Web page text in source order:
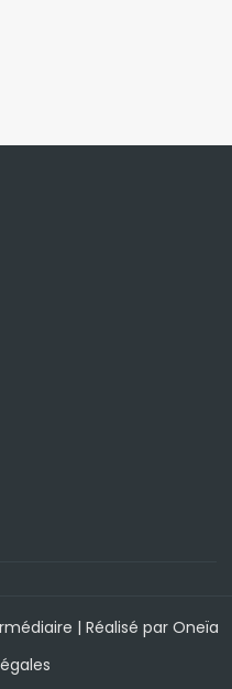
| Réalisé par Oneïa